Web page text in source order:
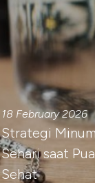
18 February 2026
Strategi
Sehari saat
Sehat